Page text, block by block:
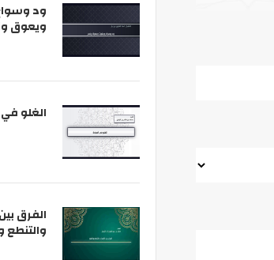
ود
ويعوق
الغلو
الفرق
والتنطع